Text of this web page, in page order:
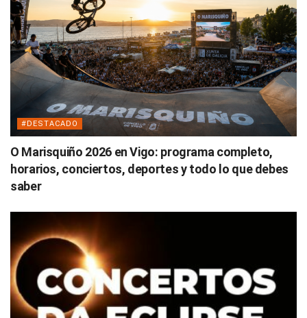
#DESTACADO
O Marisquiño 2026 en Vigo: programa completo,
horarios, conciertos, deportes y todo lo que debes
saber